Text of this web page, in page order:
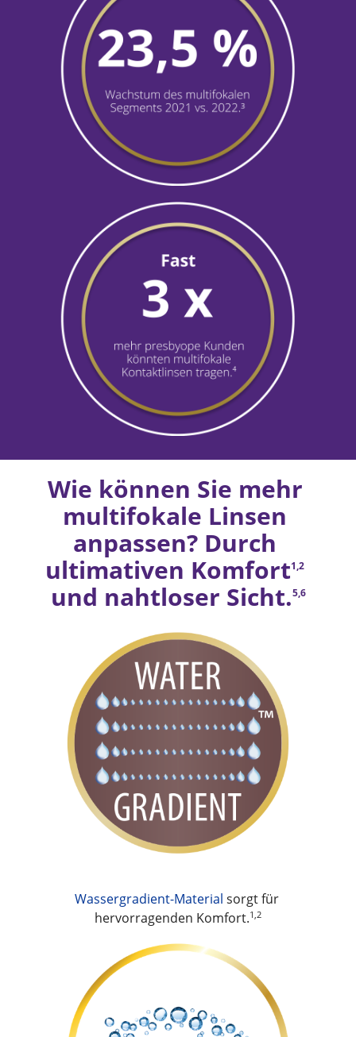
Wie können Sie mehr
multifokale Linsen
anpassen? Durch
ultimativen Komfort1,2
und nahtloser Sicht.5,6
Wassergradient-Material sorgt für
hervorragenden Komfort.1,2